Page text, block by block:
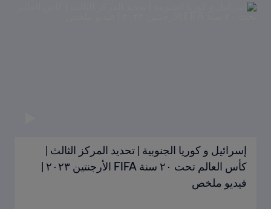
إسرائيل و كوريا الجنوبية | تحديد المركز الثالث |
كأس العالم تحت ٢٠ سنة FIFA الأرجنتين ٢٠٢٣ |
فيديو ملخص